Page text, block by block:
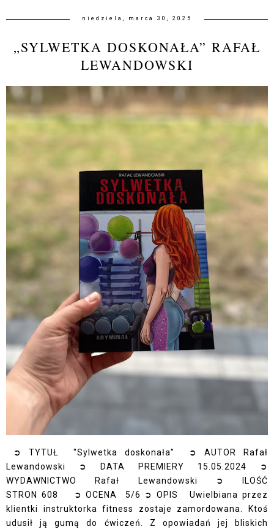
niedziela, marca 30, 2025
„SYLWETKA DOSKONAŁA” RAFAŁ
LEWANDOWSKI
➲ TYTUŁ "Sylwetka doskonała” ➲ AUTOR Rafał
Lewandowski ➲ DATA PREMIERY 15.05.2024 ➲
WYDAWNICTWO Rafał Lewandowski ➲ ILOŚĆ
STRON 608 ➲ OCENA 5/6 ➲ OPIS Uwielbiana przez
klientki instruktorka fitness zostaje zamordowana. Ktoś
udusił ją gumą do ćwiczeń. Z opowiadań jej bliskich